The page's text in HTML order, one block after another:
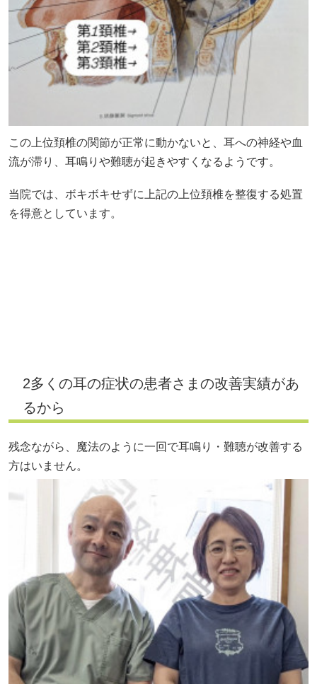
この上位頚椎の関節が正常に動かないと、耳への神経や血
流が滞り、耳鳴りや難聴が起きやすくなるようです。
当院では、ボキボキせずに上記の上位頚椎を整復する処置
を得意としています。
2多くの耳の症状の患者さまの改善実績があ
るから
残念ながら、魔法のように一回で耳鳴り・難聴が改善する
方はいません。